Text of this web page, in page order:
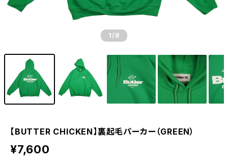
1 /8
【BUTTER CHICKEN】裏起毛パーカー（GREEN）
¥7,600